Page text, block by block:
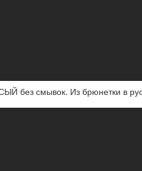
без смывок. Из брюнетки в